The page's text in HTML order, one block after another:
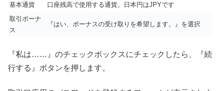
基本通貨
口座残高で使用する通貨。日本円はJPYです
取引ボーナ
ス
『はい、ボーナスの受け取りを希望します。』を選択
『私は……』のチェックボックスにチェックしたら、『続
行する』ボタンを押します。